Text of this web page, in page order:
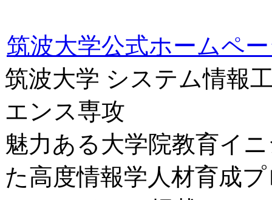
筑波大学公式ホームペ
筑波大学 システム情報
エンス専攻
魅力ある大学院教育イ
た高度情報学人材育成